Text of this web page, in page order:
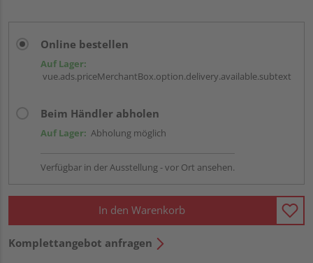
Online bestellen
Auf Lager:
vue.ads.priceMerchantBox.option.delivery.available.subtext
Beim Händler abholen
Auf Lager: Abholung möglich
Verfügbar in der Ausstellung - vor Ort ansehen.
In den Warenkorb
Komplettangebot anfragen